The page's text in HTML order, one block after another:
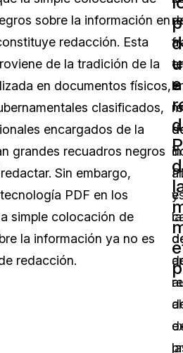
sobre la información en
redacción. Esta
de la tradición de la
en documentos físicos,
clasificados,
encargados de la
grandes recuadros negros
Sin embargo,
PDF en los
simple colocación de
la información ya no es
redacción.
la
la
y